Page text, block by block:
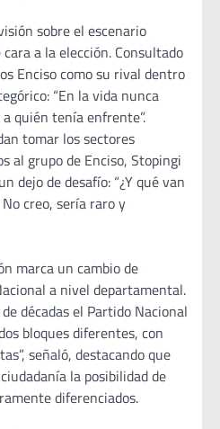
sobre el escenario
a la elección. Consultado
Enciso como su rival dentro
“En la vida nunca
quién tenía enfrente”.
tomar los sectores
al grupo de Enciso, Stopingi
dejo de desafío: “¿Y qué van
creo, sería raro y
marca un cambio de
a nivel departamental.
décadas el Partido Nacional
bloques diferentes, con
señaló, destacando que
la posibilidad de
diferenciados.